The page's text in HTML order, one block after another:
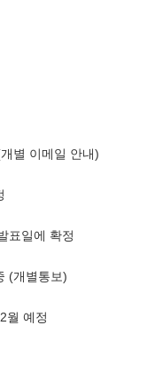
개별 이메일 안내)
표일에 확정
(개별통보)
월 예정